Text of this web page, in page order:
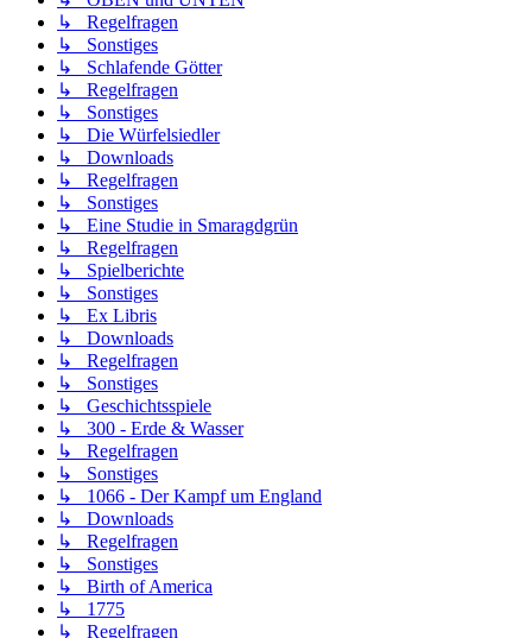
↳ Regelfragen
↳ Sonstiges
↳ Schlafende Götter
↳ Regelfragen
↳ Sonstiges
↳ Die Würfelsiedler
↳ Downloads
↳ Regelfragen
↳ Sonstiges
↳ Eine Studie in Smaragdgrün
↳ Regelfragen
↳ Spielberichte
↳ Sonstiges
↳ Ex Libris
↳ Downloads
↳ Regelfragen
↳ Sonstiges
↳ Geschichtsspiele
↳ 300 - Erde & Wasser
↳ Regelfragen
↳ Sonstiges
↳ 1066 - Der Kampf um England
↳ Downloads
↳ Regelfragen
↳ Sonstiges
↳ Birth of America
↳ 1775
↳ Regelfragen